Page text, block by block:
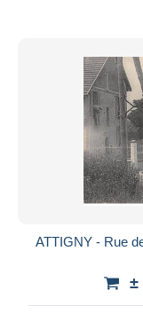
ATTIGNY - Rue
±